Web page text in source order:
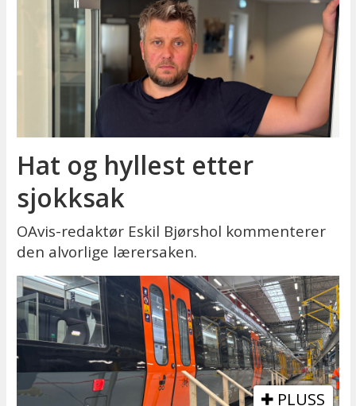
Hat og hyllest etter
sjokksak
OAvis-redaktør Eskil Bjørshol kommenterer
den alvorlige lærersaken.
PLUSS